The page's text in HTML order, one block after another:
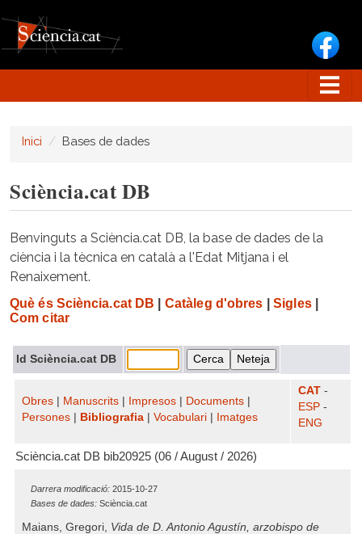
Inici Bases de dades
Sciència.cat DB
Benvinguts a Sciència.cat DB, la base de dades de la
ciència i la tècnica en català a l'Edat Mitjana i el
Renaixement.
Què és Sciència.cat DB Catàleg d'obres Sigles|
Com citar
Id Sciència.cat DB
Obres Manuscrits Impresos Documents
Persones
Bibliografia Vocabulari Imatges
CAT -
ESP -
ENG
Sciència.cat DB bib20925 (06 / August / 2026)
Darrera modificació: 2015-10-27
Bases de dades: Sciència.cat
Maians, Gregori, Vida de D. Antonio Agustín, arzobispo de